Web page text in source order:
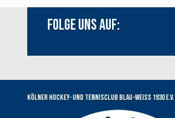
Folge uns auf:
Kölner Hockey- und Tennisclub Blau-Weiss 1930 e.V.